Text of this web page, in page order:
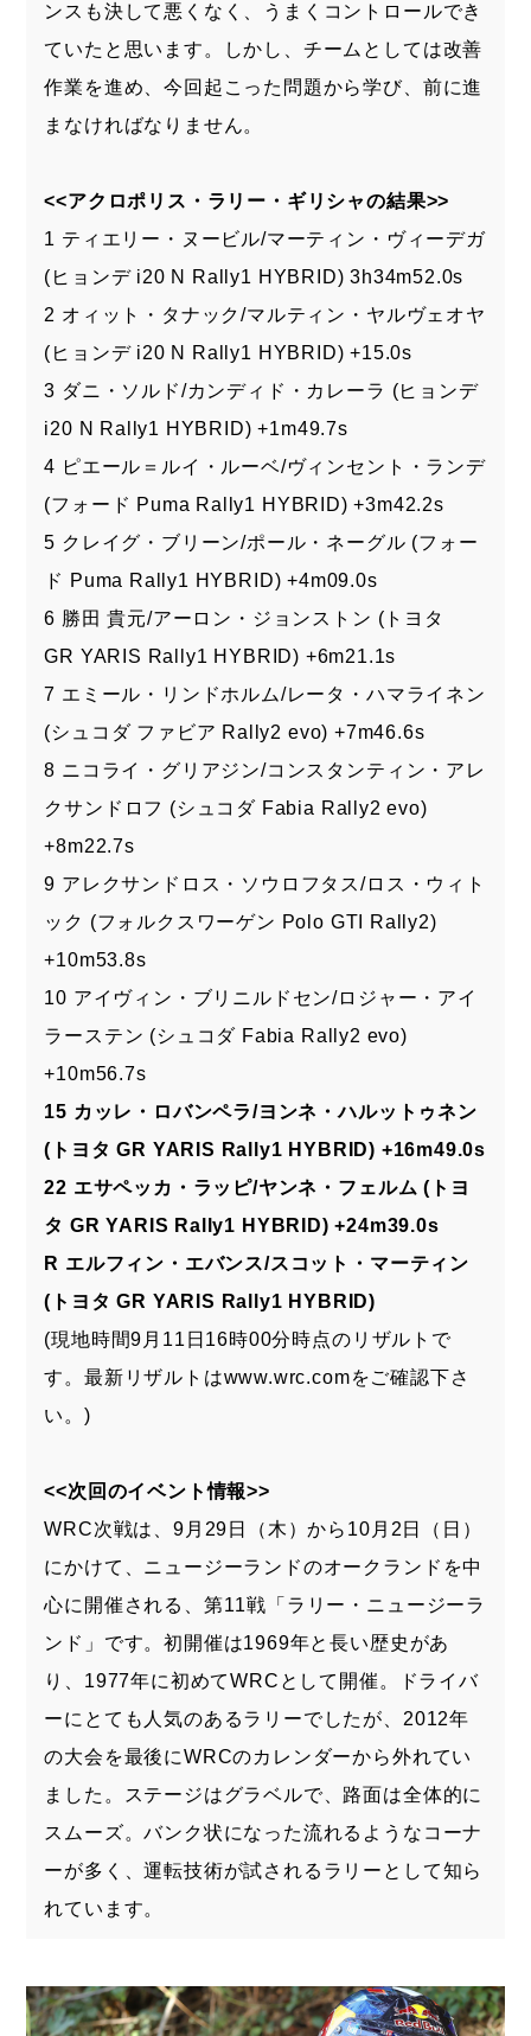
ンスも決して悪くなく、うまくコントロールでき
ていたと思います。しかし、チームとしては改善
作業を進め、今回起こった問題から学び、前に進
まなければなりません。
<<アクロポリス・ラリー・ギリシャの結果>>
1 ティエリー・ヌービル/マーティン・ヴィーデガ
(ヒョンデ i20 N Rally1 HYBRID) 3h34m52.0s
2 オィット・タナック/マルティン・ヤルヴェオヤ
(ヒョンデ i20 N Rally1 HYBRID) +15.0s
3 ダニ・ソルド/カンディド・カレーラ (ヒョンデ
i20 N Rally1 HYBRID) +1m49.7s
4 ピエール＝ルイ・ルーベ/ヴィンセント・ランデ
(フォード Puma Rally1 HYBRID) +3m42.2s
5 クレイグ・ブリーン/ポール・ネーグル (フォー
ド Puma Rally1 HYBRID) +4m09.0s
6 勝田 貴元/アーロン・ジョンストン (トヨタ
GR YARIS Rally1 HYBRID) +6m21.1s
7 エミール・リンドホルム/レータ・ハマライネン
(シュコダ ファビア Rally2 evo) +7m46.6s
8 ニコライ・グリアジン/コンスタンティン・アレ
クサンドロフ (シュコダ Fabia Rally2 evo)
+8m22.7s
9 アレクサンドロス・ソウロフタス/ロス・ウィト
ック (フォルクスワーゲン Polo GTI Rally2)
+10m53.8s
10 アイヴィン・ブリニルドセン/ロジャー・アイ
ラーステン (シュコダ Fabia Rally2 evo)
+10m56.7s
15 カッレ・ロバンペラ/ヨンネ・ハルットゥネン
(トヨタ GR YARIS Rally1 HYBRID) +16m49.0s
22 エサペッカ・ラッピ/ヤンネ・フェルム (トヨ
タ GR YARIS Rally1 HYBRID) +24m39.0s
R エルフィン・エバンス/スコット・マーティン
(トヨタ GR YARIS Rally1 HYBRID)
(現地時間9月11日16時00分時点のリザルトで
す。最新リザルトはwww.wrc.comをご確認下さ
い。)
<<次回のイベント情報>>
WRC次戦は、9月29日（木）から10月2日（日）
にかけて、ニュージーランドのオークランドを中
心に開催される、第11戦「ラリー・ニュージーラ
ンド」です。初開催は1969年と長い歴史があ
り、1977年に初めてWRCとして開催。ドライバ
ーにとても人気のあるラリーでしたが、2012年
の大会を最後にWRCのカレンダーから外れてい
ました。ステージはグラベルで、路面は全体的に
スムーズ。バンク状になった流れるようなコーナ
ーが多く、運転技術が試されるラリーとして知ら
れています。